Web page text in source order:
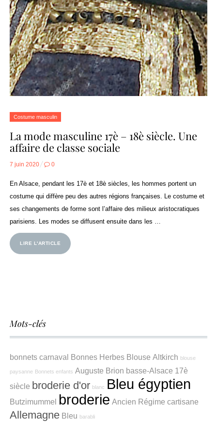
Costume masculin
La mode masculine 17è – 18è siècle. Une
affaire de classe sociale
Posted
7 juin 2020 0
En Alsace, pendant les 17è et 18è siècles, les hommes portent un
costume qui diffère peu des autres régions françaises. Le costume et
ses changements de forme sont l’affaire des milieux aristocratiques
parisiens. Les modes se diffusent ensuite dans les …
LIRE L'ARTICLE
Mots-clés
bonnets carnaval Bonnes Herbes Blouse Altkirch blouse
paysanne Bonnets enfants Auguste Brion basse-Alsace 17è
siècle broderie d'or blanc Bleu égyptien
Butzimummel broderie Ancien Régime cartisane
Allemagne Bleu barabli